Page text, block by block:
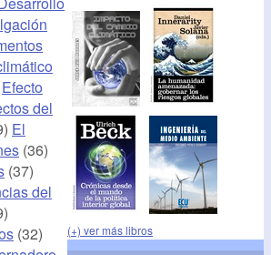
Efecto
del
El
(36)
(37)
del
(32)
(+) ver más libros